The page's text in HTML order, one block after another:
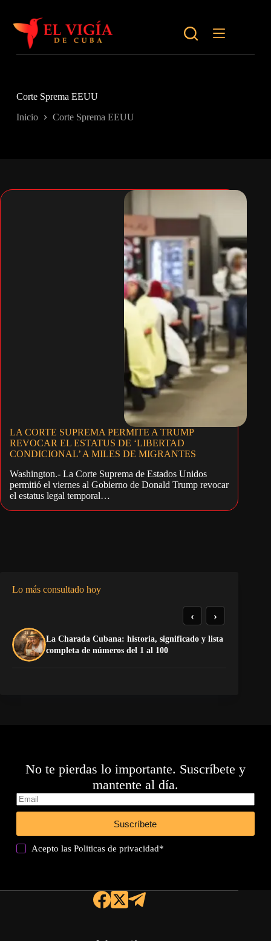
contenido
Corte Sprema EEUU
Inicio Corte Sprema EEUU
LA CORTE SUPREMA PERMITE A TRUMP
REVOCAR EL ESTATUS DE ‘LIBERTAD
CONDICIONAL’ A MILES DE MIGRANTES
Washington.- La Corte Suprema de Estados Unidos
permitió el viernes al Gobierno de Donald Trump revocar
el estatus legal temporal…
Lo más consultado hoy
La Charada Cubana: historia, significado y lista
completa de números del 1 al 100
‹ ›
No te pierdas lo importante. Suscríbete y
mantente al día.
Suscríbete
Acepto lasPoliticas de privacidad*